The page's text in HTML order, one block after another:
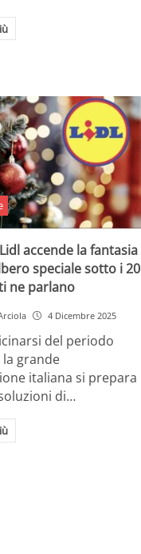
accende la fantasia
speciale sotto i 20
ne parlano
4 Dicembre 2025
del periodo
grande
italiana si prepara
di…